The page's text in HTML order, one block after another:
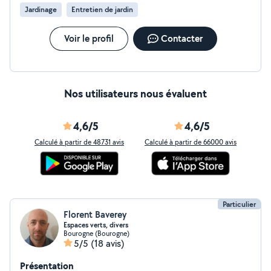
Jardinage Entretien de jardin
Voir le profil Contacter
Nos utilisateurs nous évaluent
4,6/5
Calculé à partir de 48731 avis
4,6/5
Calculé à partir de 66000 avis
Particulier
Florent Baverey
Espaces verts, divers
Bourogne (Bourogne)
5/5 (18 avis)
Présentation